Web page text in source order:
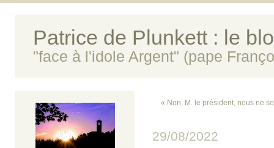
Patrice de Plunkett : le
"face à l'idole Argent" (pape
« Non, M. le président, nous ne
29/08/2022